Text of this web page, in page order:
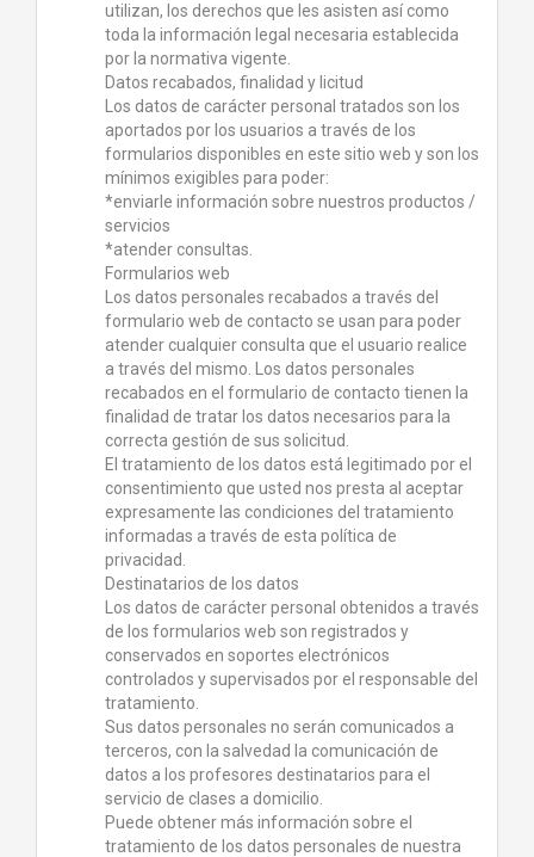
utilizan, los derechos que les asisten así como
toda la información legal necesaria establecida
por la normativa vigente.
Datos recabados, finalidad y licitud
Los datos de carácter personal tratados son los
aportados por los usuarios a través de los
formularios disponibles en este sitio web y son los
mínimos exigibles para poder:
*enviarle información sobre nuestros productos /
servicios
*atender consultas.
Formularios web
Los datos personales recabados a través del
formulario web de contacto se usan para poder
atender cualquier consulta que el usuario realice
a través del mismo. Los datos personales
recabados en el formulario de contacto tienen la
finalidad de tratar los datos necesarios para la
correcta gestión de sus solicitud.
El tratamiento de los datos está legitimado por el
consentimiento que usted nos presta al aceptar
expresamente las condiciones del tratamiento
informadas a través de esta política de
privacidad.
Destinatarios de los datos
Los datos de carácter personal obtenidos a través
de los formularios web son registrados y
conservados en soportes electrónicos
controlados y supervisados por el responsable del
tratamiento.
Sus datos personales no serán comunicados a
terceros, con la salvedad la comunicación de
datos a los profesores destinatarios para el
servicio de clases a domicilio.
Puede obtener más información sobre el
tratamiento de los datos personales de nuestra